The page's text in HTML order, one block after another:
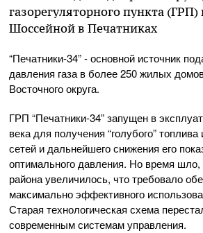
газорегуляторного пункта (ГРП)
Шоссейной в Печатниках
“Печатники-34” - основной источник
давления газа в более 250 жилых
Восточного округа.
ГРП “Печатники-34” запущен в
века для получения “голубого”
сетей и дальнейшего снижения его
оптимального давления. Но время шло,
района увеличилось, что требовало
максимально эффективного
Старая технологическая схема
современным системам управления.